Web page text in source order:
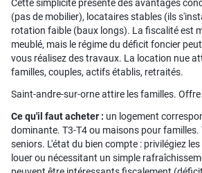
Cette simplicité présente des avantages
(pas de mobilier), locataires stables (ils
rotation faible (baux longs). La fiscalité est
meublé, mais le régime du déficit foncier
vous réalisez des travaux. La location nue
familles, couples, actifs établis, retraités.
Saint-andre-sur-orne attire les familles.
Ce qu'il faut acheter : un logement
dominante. T3-T4 ou maisons pour familles.
seniors. L'état du bien compte : privilégiez
louer ou nécessitant un simple